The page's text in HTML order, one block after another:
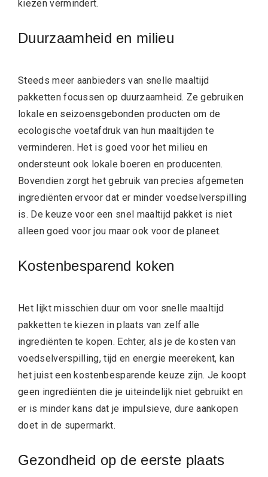
kiezen vermindert.
Duurzaamheid en milieu
Steeds meer aanbieders van snelle maaltijd
pakketten focussen op duurzaamheid. Ze gebruiken
lokale en seizoensgebonden producten om de
ecologische voetafdruk van hun maaltijden te
verminderen. Het is goed voor het milieu en
ondersteunt ook lokale boeren en producenten.
Bovendien zorgt het gebruik van precies afgemeten
ingrediënten ervoor dat er minder voedselverspilling
is. De keuze voor een snel maaltijd pakket is niet
alleen goed voor jou maar ook voor de planeet.
Kostenbesparend koken
Het lijkt misschien duur om voor snelle maaltijd
pakketten te kiezen in plaats van zelf alle
ingrediënten te kopen. Echter, als je de kosten van
voedselverspilling, tijd en energie meerekent, kan
het juist een kostenbesparende keuze zijn. Je koopt
geen ingrediënten die je uiteindelijk niet gebruikt en
er is minder kans dat je impulsieve, dure aankopen
doet in de supermarkt.
Gezondheid op de eerste plaats